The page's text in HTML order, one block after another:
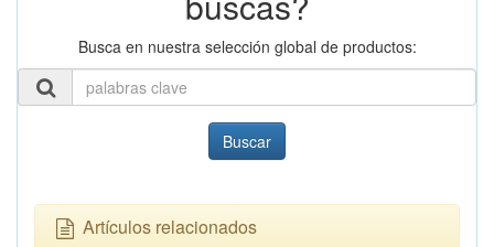
Busca en nuestra selección global de productos:
Buscar
Artículos relacionados